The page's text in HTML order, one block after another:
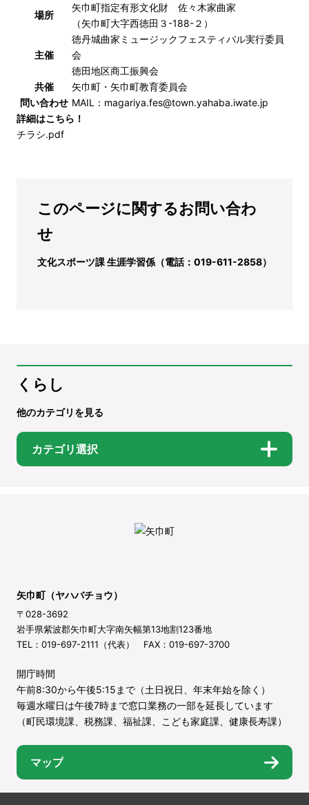
場所
矢巾町指定有形文化財 佐々木家曲家
（矢巾町大字西徳田３-188-２）
主催
徳丹城曲家ミュージックフェスティバル実行委員
会
徳田地区商工振興会
共催
矢巾町・矢巾町教育委員会
問い合わせ MAIL：magariya.fes@town.yahaba.iwate.jp
詳細はこちら！
チラシ.pdf
このページに関するお問い合わ
せ
文化スポーツ課 生涯学習係（電話：019-611-2858）
くらし
他のカテゴリを見る
カテゴリ選択
矢巾町（ヤハバチョウ）
〒028-3692
岩手県紫波郡矢巾町大字南矢幅第13地割123番地
TEL：019-697-2111（代表） FAX：019-697-3700
開庁時間
午前8:30から午後5:15まで（土日祝日、年末年始を除く）
毎週水曜日は午後7時まで窓口業務の一部を延長しています
（町民環境課、税務課、福祉課、こども家庭課、健康長寿課）
マップ